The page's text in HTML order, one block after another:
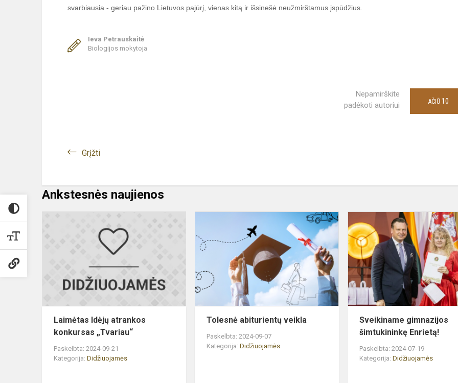
svarbiausia - geriau pažino Lietuvos pajūrį, vienas kitą ir išsinešė neužmirštamus įspūdžius.
Ieva Petrauskaitė
Biologijos mokytoja
Nepamirškite
padėkoti autoriui
AČIŪ 10
Grįžti
Ankstesnės naujienos
atrankos
konkursas
Laimėtas Idėjų atrankos
konkursas „Tvariau“
Paskelbta: 2024-09-21
Kategorija: Didžiuojamės
Tolesnė
abiturientų
veikla
Tolesnė abiturientų veikla
Paskelbta: 2024-09-07
Kategorija:Didžiuojamės
Sveikiname gimnazijos
šimtukininkę Enrietą!
Paskelbta: 2024-07-19
Kategorija:Didžiuojamės